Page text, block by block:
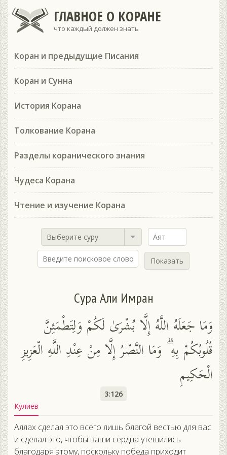
ГЛАВНОЕ О КОРАНЕ
что каждый должен знать
Коран и предыдущие Писания
Коран и Сунна
История Корана
Толкование Корана
Разделы коранического знания
Чудеса Корана
Чтение и изучение Корана
Выберите суру
Показать
Сура Али Имран
وَمَا جَعَلَهُ اللَّهُ إِلَّا بُشْرَىٰ لَكُمْ وَلِتَطْمَئِنَّ
قُلُوبُكُمْ بِهِ ۗ وَمَا النَّصْرُ إِلَّا مِنْ عِنْدِ اللَّهِ الْعَزِيزِ
الْحَكِيمِ
3:126
Кулиев
Аллах сделал это всего лишь благой вестью для вас
и сделал это, чтобы ваши сердца утешились
благодаря этому, поскольку победа приходит